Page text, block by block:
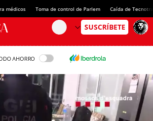
médicos Toma de control de Parlem Caída de
AHORRO